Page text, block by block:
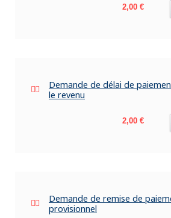
Prix
2,00 €
Demande de délai de
le revenu
Prix
2,00 €
Demande de remise de
provisionnel